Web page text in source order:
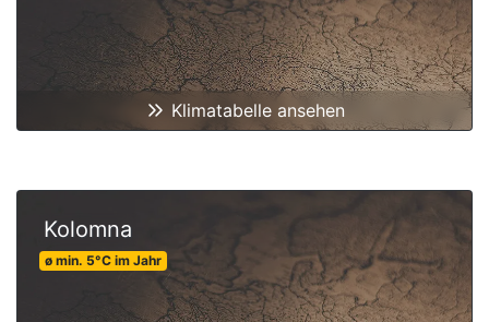
Klimatabelle ansehen
Kolomna
ø min. 5°C im Jahr